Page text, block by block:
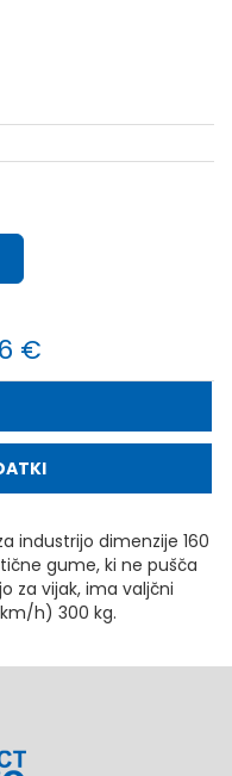
€
industrijo dimenzije 160
gume, ki ne pušča
za vijak, ima valjčni
h) 300 kg.